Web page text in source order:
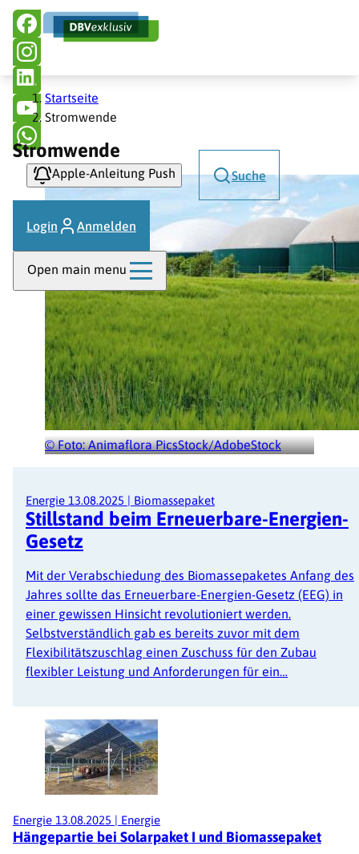
Direkt
zum
Inhalt
Hauptnavigation
Apple-Anleitung Push Suche
Login Anmelden
Open main menu
Pfadnavigation
Startseite
Stromwende
Stromwende
© Foto: Animaflora PicsStock/AdobeStock
Energie 13.08.2025 | Biomassepaket
Stillstand beim Erneuerbare-Energien-
Gesetz
Mit der Verabschiedung des Biomassepaketes Anfang des
Jahres sollte das Erneuerbare-Energien-Gesetz (EEG) in
einer gewissen Hinsicht revolutioniert werden.
Selbstverständlich gab es bereits zuvor mit dem
Flexibilitätszuschlag einen Zuschuss für den Zubau
flexibler Leistung und Anforderungen für ein…
Energie 13.08.2025 | Energie
Hängepartie bei Solarpaket I und Biomassepaket